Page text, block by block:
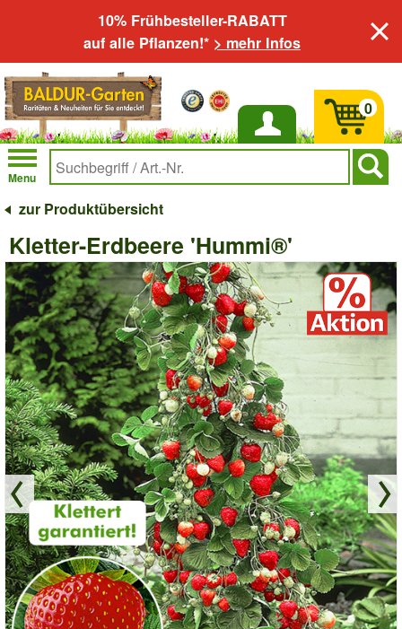
10% Frühbesteller-RABATT
auf alle Pflanzen!* > mehr Infos
Anmelden
Menu
0
zur Produktübersicht
Kletter-Erdbeere 'Hummi®'